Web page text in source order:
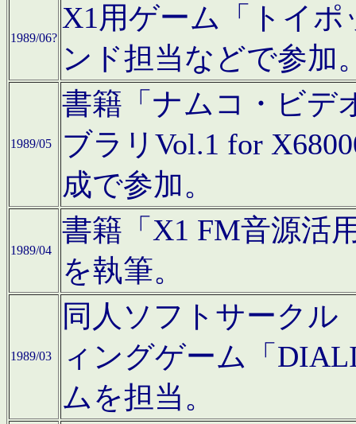
1989/06?
X1用ゲーム「トイ
ンド担当などで参加
1989/05
書籍「ナムコ・ビデ
ブラリVol.1 for
成で参加。
1989/04
書籍「X1 FM音源活
を執筆。
1989/03
同人ソフトサークル
ィングゲーム「
ムを担当。